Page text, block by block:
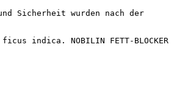
Sicherheit wurden nach der
indica. NOBILIN FETT-BLOCKER